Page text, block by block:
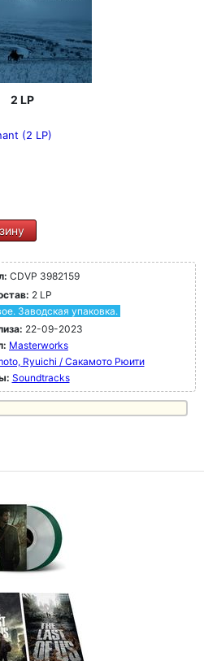
2 LP
(2 LP)
CDVP 3982159
2 LP
Заводская упаковка.
22-09-2023
Masterworks
Ryuichi / Сакамото Рюити
Soundtracks